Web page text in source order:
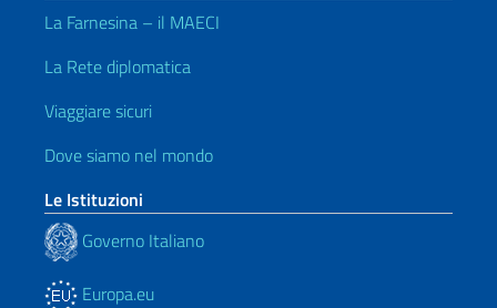
La Farnesina – il MAECI
La Rete diplomatica
Viaggiare sicuri
Dove siamo nel mondo
Le Istituzioni
Governo Italiano
Europa.eu